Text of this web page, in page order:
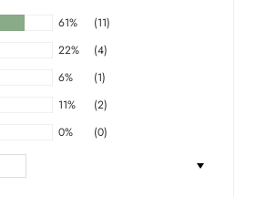
61%
(11)
22%
(4)
6%
(1)
11%
(2)
0%
(0)